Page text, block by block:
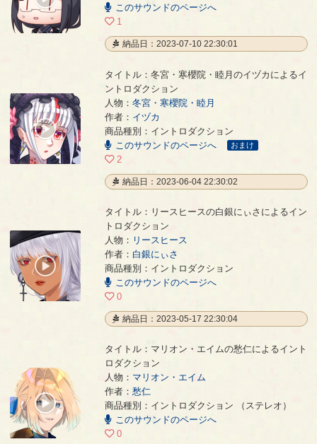
このサウンドのページへ
1
納品日：2023-07-10 22:30:01
冬宮・寒櫻院・睦月のイヅカによるイントロダクション
00:00
00:34
タイトル：冬宮・寒櫻院・睦月のイヅカによるイ
ントロダクション
人物： 冬宮・寒櫻院・睦月
作者： イヅカ
商品種別：イントロダクション
このサウンドのページへ
おまけ
2
納品日：2023-06-04 22:30:02
リースヒースの白銀にぃさによるイントロダクション
00:00
00:26
タイトル：リースヒースの白銀にぃさによるイン
トロダクション
人物： リースヒース
作者： 白銀にぃさ
商品種別：イントロダクション
このサウンドのページへ
0
納品日：2023-05-17 22:30:04
マリオン・エイムの愁仁によるイントロダクション
00:00
00:26
タイトル：マリオン・エイムの愁仁によるイント
ロダクション
人物： マリオン・エイム
作者： 愁仁
商品種別：イントロダクション （ステレオ）
このサウンドのページへ
0